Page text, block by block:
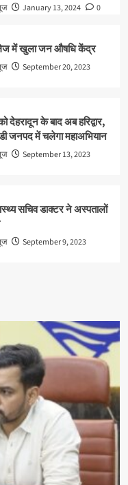
January 13, 2024 0
में खुला जन औषधि केंद्र
September 20, 2023
देहरादून के बाद अब हरिद्वार,
जनपद में चलेगा महाअभियान
September 13, 2023
सचिव डाक्टर ने अस्पतालों
September 9, 2023